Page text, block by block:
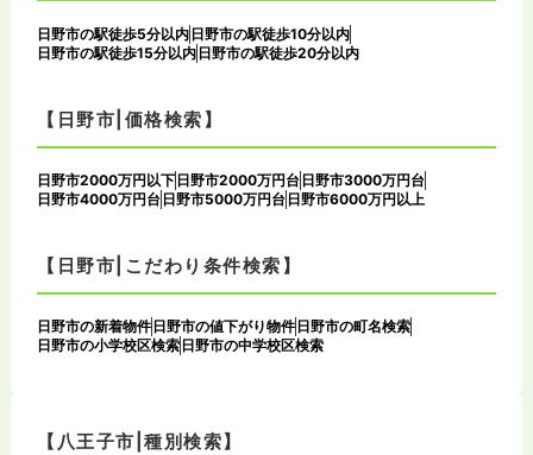
日野市の駅徒歩5分以内日野市の駅徒歩10分以内
日野市の駅徒歩15分以内日野市の駅徒歩20分以内
【日野市|価格検索】
日野市2000万円以下 日野市2000万円台 日野市3000万円台
日野市4000万円台 日野市5000万円台 日野市6000万円以上
【日野市|こだわり条件検索】
日野市の新着物件 日野市の値下がり物件 日野市の町名検索
日野市の小学校区検索 日野市の中学校区検索
【八王子市|種別検索】